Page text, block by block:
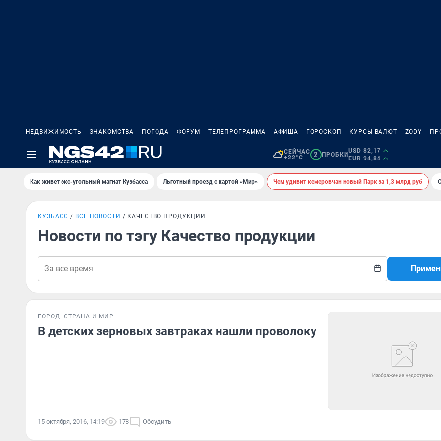
НЕДВИЖИМОСТЬ ЗНАКОМСТВА ПОГОДА ФОРУМ ТЕЛЕПРОГРАММА АФИША ГОРОСКОП КУРСЫ ВАЛЮТ ZODY
СЕЙЧАС
+22°C
2 ПРОБКИ
USD 82,17
EUR 94,84
Как живет экс-угольный магнат Кузбасса Льготный проезд с картой «Мир» Чем удивит кемеровчан новый Парк за 1,3 млрд руб
КУЗБАСС ВСЕ НОВОСТИ КАЧЕСТВО ПРОДУКЦИИ
Новости по тэгу Качество продукции
ГОРОД СТРАНА И МИР
В детских зерновых завтраках нашли проволоку
15 октября, 2016, 14:19 178 Обсудить